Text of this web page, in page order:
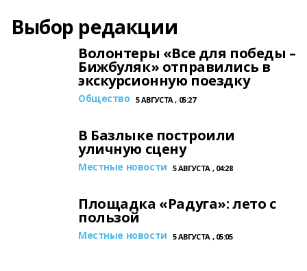
Выбор редакции
Волонтеры «Все для победы –
Бижбуляк» отправились в
экскурсионную поездку
Общество 5 АВГУСТА , 05:27
В Базлыке построили
уличную сцену
Местные новости 5 АВГУСТА , 04:28
Площадка «Радуга»: лето с
пользой
Местные новости 5 АВГУСТА , 05:05